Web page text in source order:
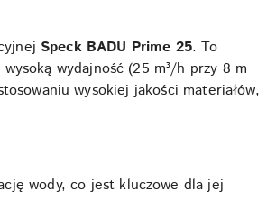
Speck BADU Prime 25. To
wydajność (25 m³/h przy 8 m
wysokiej jakości materiałów,
wody, co jest kluczowe dla jej